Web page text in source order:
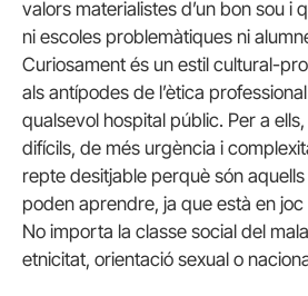
valors materialistes d’un bon sou i
ni escoles problemàtiques ni
Curiosament és un estil cultural-
als antípodes de l’ètica
qualsevol hospital públic. Per a
difícils, de més urgència i
repte desitjable perquè són
poden aprendre, ja que està en
No importa la classe social del
etnicitat, orientació sexual o